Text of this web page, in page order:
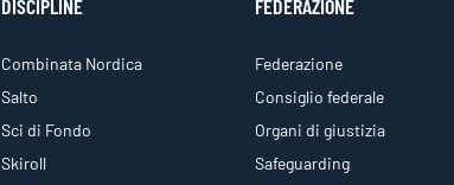
DISCIPLINE
Combinata Nordica
Salto
Sci di Fondo
Skiroll
FEDERAZIONE
Federazione
Consiglio federale
Organi di giustizia
Safeguarding